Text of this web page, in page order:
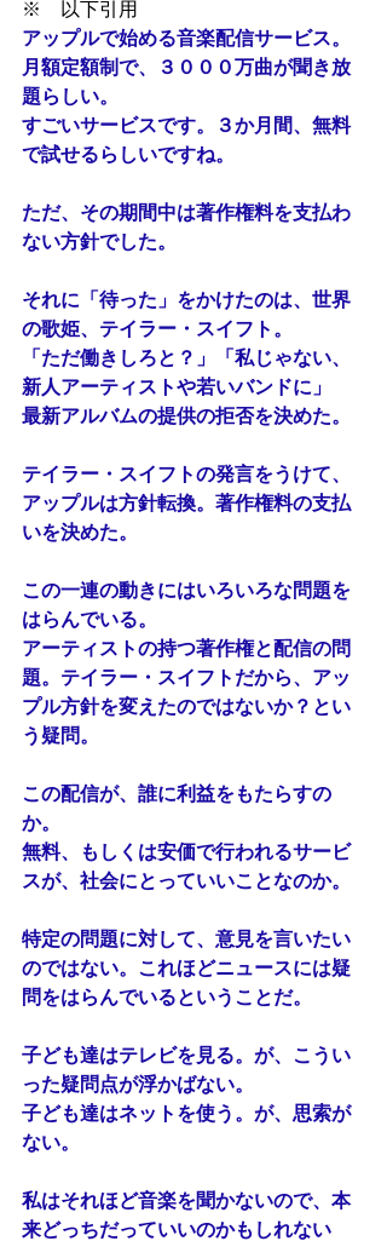
※　以下引用
アップルで始める音楽配信サービス。
月額定額制で、３０００万曲が聞き放
題らしい。
すごいサービスです。３か月間、無料
で試せるらしいですね。
ただ、その期間中は著作権料を支払わ
ない方針でした。
それに「待った」をかけたのは、世界
の歌姫、テイラー・スイフト。
「ただ働きしろと？」「私じゃない、
新人アーティストや若いバンドに」
最新アルバムの提供の拒否を決めた。
テイラー・スイフトの発言をうけて、
アップルは方針転換。著作権料の支払
いを決めた。
この一連の動きにはいろいろな問題を
はらんでいる。
アーティストの持つ著作権と配信の問
題。テイラー・スイフトだから、アッ
プル方針を変えたのではないか？とい
う疑問。
この配信が、誰に利益をもたらすの
か。
無料、もしくは安価で行われるサービ
スが、社会にとっていいことなのか。
特定の問題に対して、意見を言いたい
のではない。これほどニュースには疑
問をはらんでいるということだ。
子ども達はテレビを見る。が、こうい
った疑問点が浮かばない。
子ども達はネットを使う。が、思索が
ない。
私はそれほど音楽を聞かないので、本
来どっちだっていいのかもしれない